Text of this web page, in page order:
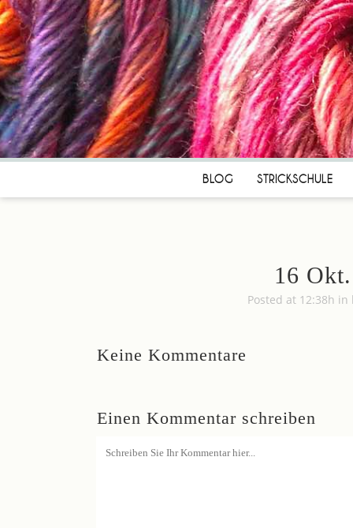
BLOG STRICKSCHULE
16 Okt.
Posted at 12:38h in
Keine Kommentare
Einen Kommentar schreiben